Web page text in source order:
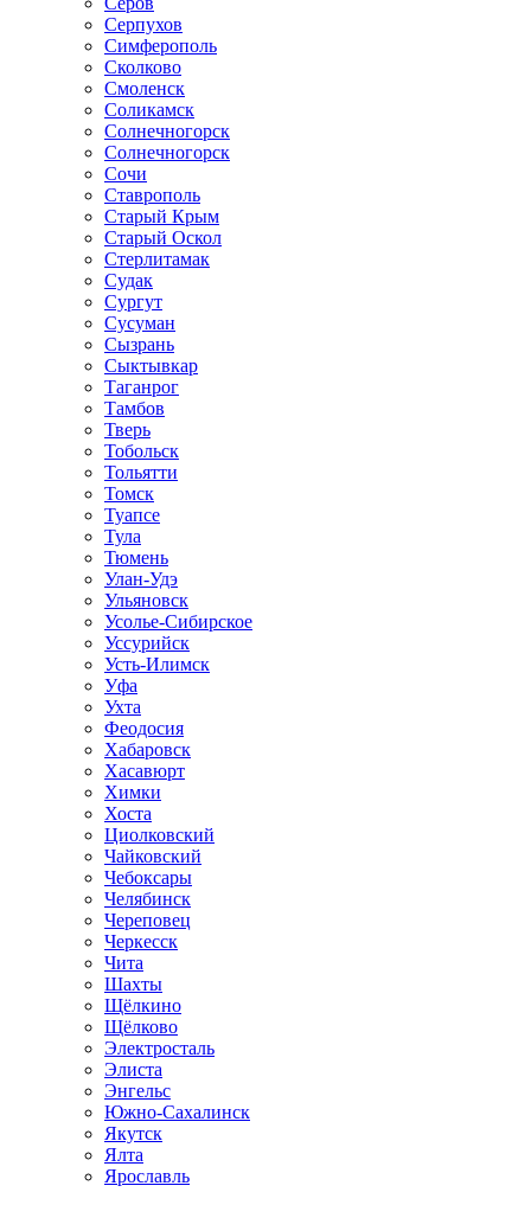
Серпухов
Симферополь
Сколково
Смоленск
Соликамск
Солнечногорск
Солнечногорск
Сочи
Ставрополь
Старый Крым
Старый Оскол
Стерлитамак
Судак
Сургут
Сусуман
Сызрань
Сыктывкар
Таганрог
Тамбов
Тверь
Тобольск
Тольятти
Томск
Туапсе
Тула
Тюмень
Улан-Удэ
Ульяновск
Усолье-Сибирское
Уссурийск
Усть-Илимск
Уфа
Ухта
Феодосия
Хабаровск
Хасавюрт
Химки
Хоста
Циолковский
Чайковский
Чебоксары
Челябинск
Череповец
Черкесск
Чита
Шахты
Щёлкино
Щёлково
Электросталь
Элиста
Энгельс
Южно-Сахалинск
Якутск
Ялта
Ярославль